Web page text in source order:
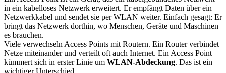
in ein kabelloses Netzwerk erweitert. Er empfängt Daten über ein
Netzwerkkabel und sendet sie per WLAN weiter. Einfach gesagt: Er
bringt das Netzwerk dorthin, wo Menschen, Geräte und Maschinen
es brauchen.
Viele verwechseln Access Points mit Routern. Ein Router verbindet
Netze miteinander und verteilt oft auch Internet. Ein Access Point
kümmert sich in erster Linie um WLAN-Abdeckung. Das ist ein
wichtiger Unterschied.